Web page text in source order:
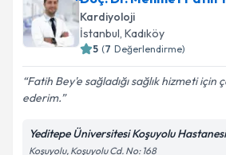
bilgilendireceğiz.
E-posta Adresiniz
Kişisel verilerimin işlenmesine
Metni'ni okudum ve kişisel
Kardiyoloji
İstanbul, Kadıköy
5 (7 Değerlendirme)
Fatih Bey'e sağladığı sağlık hizmeti için
ederim.
Yeditepe Üniversitesi Koşuyolu Hastanesi
Koşuyolu, Koşuyolu Cd. No: 168